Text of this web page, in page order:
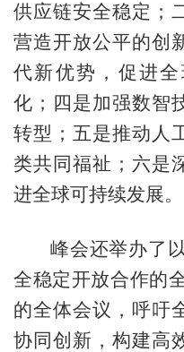
供应链安全稳定；
营造开放公平的创
代新优势，促进
化；四是加强数智
转型；五是推动人
类共同福祉；六是
进全球可持续发展。
峰会还举办了
全稳定开放合作的
的全体会议，呼吁
协同创新，构建高